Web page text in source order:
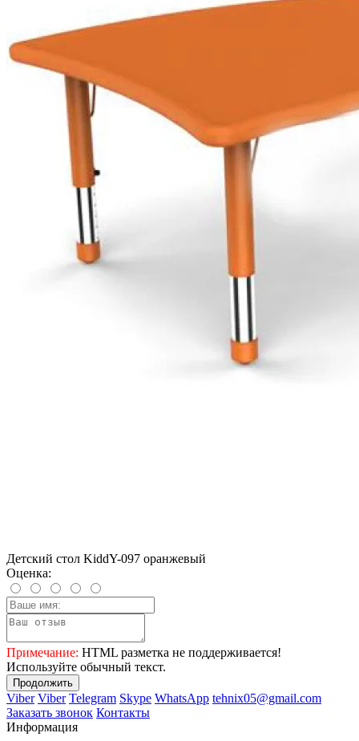
Детский стол KiddY-097 оранжевый
Оценка:
Примечание: HTML разметка не поддерживается!
Используйте обычный текст.
Продолжить
Viber Viber Telegram Skype WhatsApp tehnix05@gmail.com
Заказать звонок Контакты
Информация